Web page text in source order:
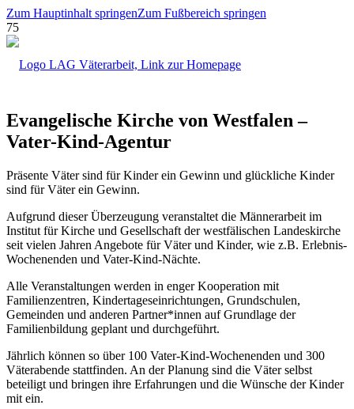
Zum Hauptinhalt springenZum Fußbereich springen
Evangelische Kirche von Westfalen –
Vater-Kind-Agentur
Präsente Väter sind für Kinder ein Gewinn und glückliche Kinder
sind für Väter ein Gewinn.
Aufgrund dieser Überzeugung veranstaltet die Männerarbeit im
Institut für Kirche und Gesellschaft der westfälischen Landeskirche
seit vielen Jahren Angebote für Väter und Kinder, wie z.B. Erlebnis-
Wochenenden und Vater-Kind-Nächte.
Alle Veranstaltungen werden in enger Kooperation mit
Familienzentren, Kindertageseinrichtungen, Grundschulen,
Gemeinden und anderen Partner*innen auf Grundlage der
Familienbildung geplant und durchgeführt.
Jährlich können so über 100 Vater-Kind-Wochenenden und 300
Väterabende stattfinden. An der Planung sind die Väter selbst
beteiligt und bringen ihre Erfahrungen und die Wünsche der Kinder
mit ein.